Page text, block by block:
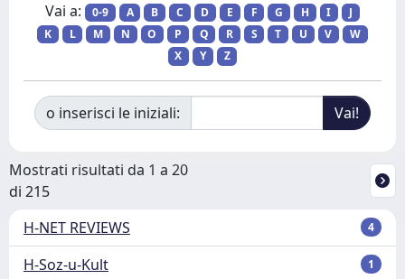
Vai a: 0-9 A B C D E F G H I
J
K
L M N O P Q R S T U V
W
X
Y Z
o inserisci le iniziali:
Mostrati risultati da 1 a 20
di 215
H-NET REVIEWS
4
H-Soz-u-Kult 1